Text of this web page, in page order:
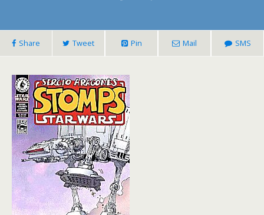
Share Tweet Pin Mail SMS